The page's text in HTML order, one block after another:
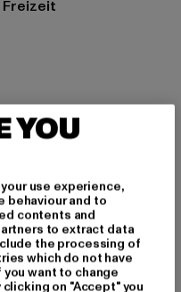
Freizeit
Baumwolle, 5%
| DE
YOU
use experience,
behaviour and to
contents and
to extract data
the processing of
which do not have
want to change
on "Accept" you